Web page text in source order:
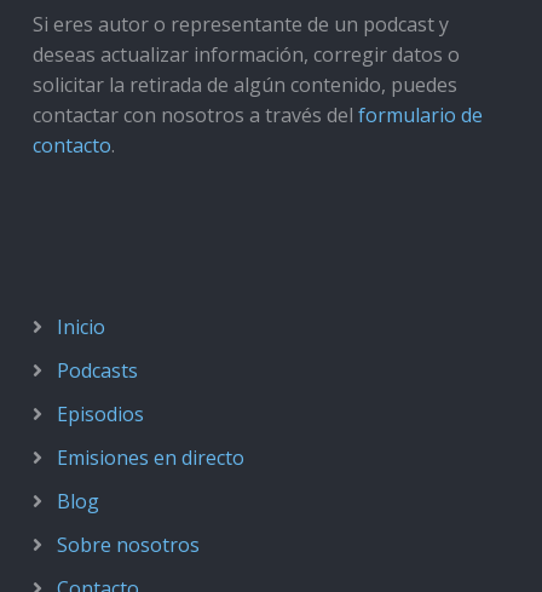
Si eres autor o representante de un podcast y
deseas actualizar información, corregir datos o
solicitar la retirada de algún contenido, puedes
contactar con nosotros a través del formulario de
contacto.
Inicio
Podcasts
Episodios
Emisiones en directo
Blog
Sobre nosotros